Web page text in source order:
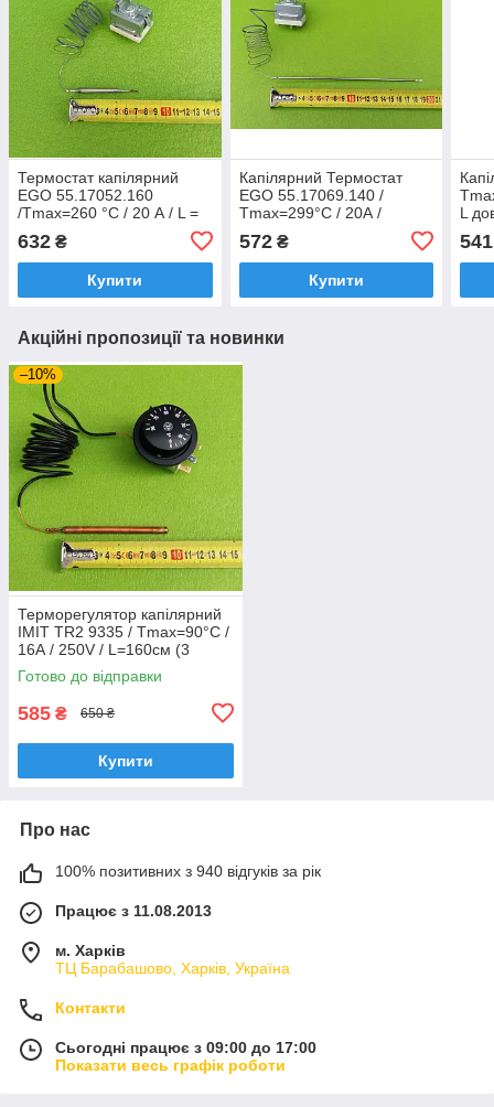
Термостат капілярний
EGO 55.17052.160
/Tmax=260 °C / 20 А / L =
95 см (довжина капіляра)
для духовок "GEFEST"
632 ₴
Купити
Капілярний Термостат
EGO 55.17069.140 /
Tmax=299°С / 20А /
електродуховок "HANSA"
(оригінал)
572₴
Купити
L
541
Акційні пропозиції та новинки
–10%
Терморегулятор капілярний
IMIT TR2 9335 / Tmax=90°C /
16А / 250V / L=160см (3
контакти) до електрокотлів
"TENKO"
Готово до відправки
585 ₴ 650 ₴
Купити
Про нас
100% позитивних з 940 відгуків за рік
Працює з 11.08.2013
м. Харків
ТЦ Барабашово, Харків, Україна
Контакти
Сьогодні працює з 09:00 до 17:00
Показати весь графік роботи